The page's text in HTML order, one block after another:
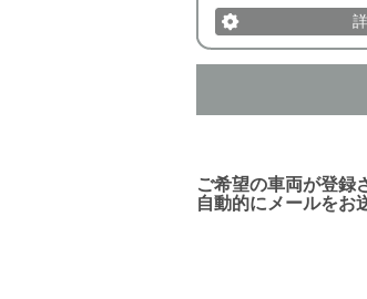
ご希望の車両が登録
自動的にメールをお